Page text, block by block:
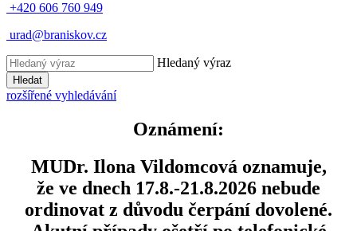
+420 606 760 949
urad@braniskov.cz
Hledaný výraz
Hledat
rozšířené vyhledávání
Oznámení:
MUDr. Ilona Vildomcová oznamuje,
že ve dnech 17.8.-21.8.2026 nebude
ordinovat z důvodu čerpání dovolené.